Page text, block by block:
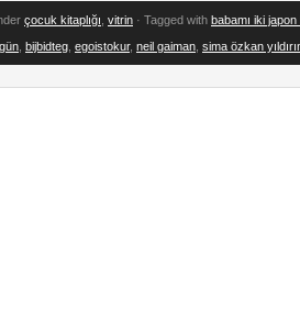
çocuk kitaplığı vitrin · Tagged with babamı iki japon
bijbidteg egoistokur, neil gaiman sima özkan